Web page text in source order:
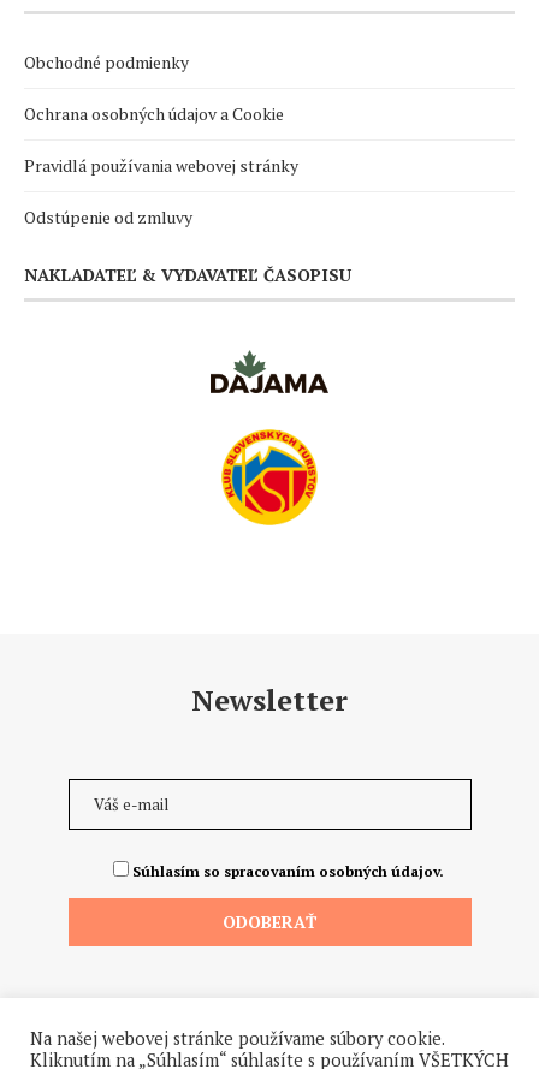
Obchodné podmienky
Ochrana osobných údajov a Cookie
Pravidlá používania webovej stránky
Odstúpenie od zmluvy
NAKLADATEĽ & VYDAVATEĽ ČASOPISU
Newsletter
Súhlasím so spracovaním osobných údajov.
Na našej webovej stránke používame súbory cookie.
Kliknutím na „Súhlasím“ súhlasíte s používaním VŠETKÝCH